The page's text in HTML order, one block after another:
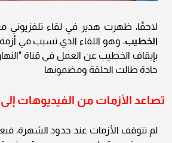
لاحقًا، ظهرت هدير في لقاء تلفزيوني
الخطيب، وهو اللقاء الذي تسبب في أزمة
بإيقاف الخطيب عن العمل في قناة
حادة طالت الحلقة ومضمونها
تصاعد الأزمات من الفيديوهات إلى
لم تتوقف الأزمات عند حدود الشهرة،